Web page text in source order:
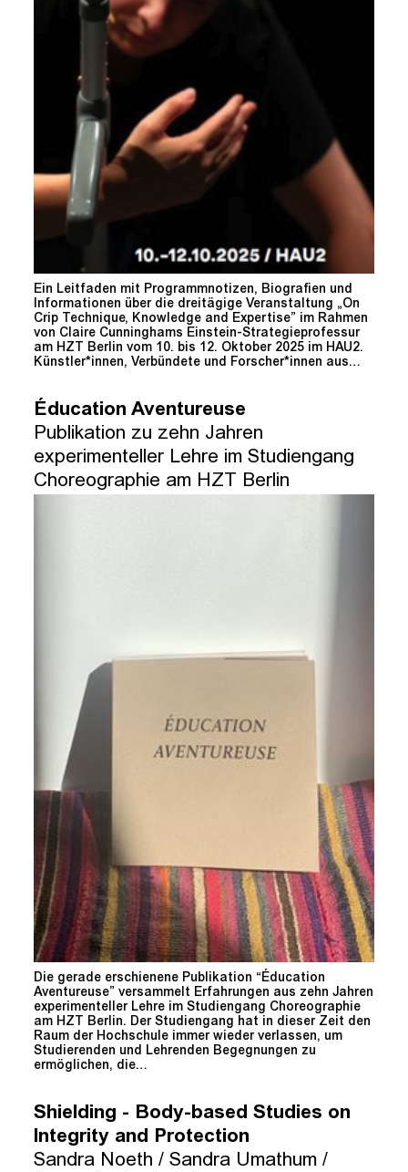
Ein Leitfaden mit Programmnotizen, Biografien und
Informationen über die dreitägige Veranstaltung „On
Crip Technique, Knowledge and Expertise” im Rahmen
von Claire Cunninghams Einstein-Strategieprofessur
am HZT Berlin vom 10. bis 12. Oktober 2025 im HAU2.
Künstler*innen, Verbündete und Forscher*innen aus…
Éducation Aventureuse
Publikation zu zehn Jahren
experimenteller Lehre im Studiengang
Choreographie am HZT Berlin
Die gerade erschienene Publikation “Éducation
Aventureuse” versammelt Erfahrungen aus zehn Jahren
experimenteller Lehre im Studiengang Choreographie
am HZT Berlin. Der Studiengang hat in dieser Zeit den
Raum der Hochschule immer wieder verlassen, um
Studierenden und Lehrenden Begegnungen zu
ermöglichen, die…
Shielding - Body-based Studies on
Integrity and Protection
Sandra Noeth / Sandra Umathum /